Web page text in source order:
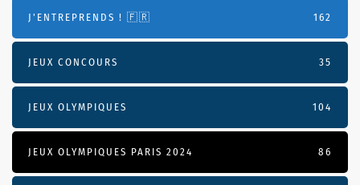
J'ENTREPRENDS ! 🇫🇷 162
JEUX CONCOURS 35
JEUX OLYMPIQUES 104
JEUX OLYMPIQUES PARIS 2024 86